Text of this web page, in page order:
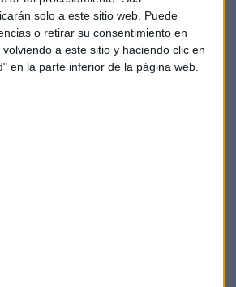
solo a este sitio web. Puede
o retirar su consentimiento en
a este sitio y haciendo clic en
en la parte inferior de la página web.
apunta a que no todo Wall Street
De hecho, considera que
del mercado americano, que además
media histórica” y tiene un fuerte